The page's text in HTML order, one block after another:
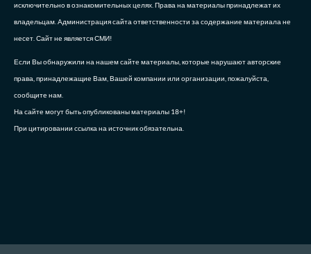
исключительно в ознакомительных целях. Права на материалы принадлежат их
владельцам. Администрация сайта ответственности за содержание материала не
несет. Сайт не является СМИ!
Если Вы обнаружили на нашем сайте материалы, которые нарушают авторские
права, принадлежащие Вам, Вашей компании или организации, пожалуйста,
сообщите нам.
На сайте могут быть опубликованы материалы 18+!
При цитировании ссылка на источник обязательна.